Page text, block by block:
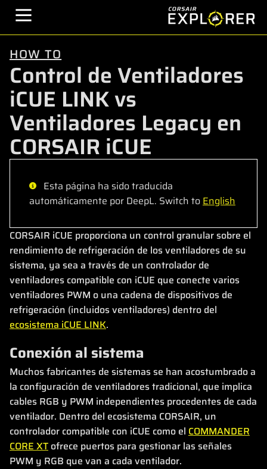
HOW TO
Control de Ventiladores
iCUE LINK vs
Ventiladores Legacy en
CORSAIR iCUE
Esta página ha sido traducida
automáticamente por DeepL. Switch toEnglish
CORSAIR iCUE proporciona un control granular sobre el
rendimiento de refrigeración de los ventiladores de su
sistema, ya sea a través de un controlador de
ventiladores compatible con iCUE que conecte varios
ventiladores PWM o una cadena de dispositivos de
refrigeración (incluidos ventiladores) dentro del
ecosistema iCUE LINK.
Conexión al sistema
Muchos fabricantes de sistemas se han acostumbrado a
la configuración de ventiladores tradicional, que implica
cables RGB y PWM independientes procedentes de cada
ventilador. Dentro del ecosistema CORSAIR, un
controlador compatible con iCUE como el COMMANDER
CORE XT ofrece puertos para gestionar las señales
PWM y RGB que van a cada ventilador.